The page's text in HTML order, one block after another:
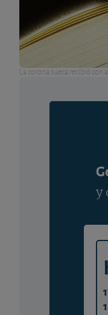
La corona sueca recibió
y